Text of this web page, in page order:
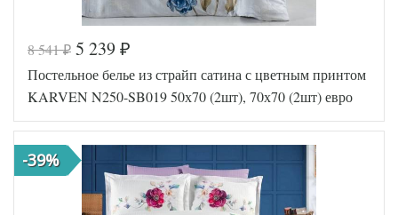
Код товара
570-272
Артикул
FIR1256
5000137
04
Ткань
Сатин
люкс
Размер
пододеяльника
200х220
240х260
8 541₽ 5 239 ₽
Постельное белье из страйп сатина с цветным принтом
KARVEN N250-SB019 50х70 (2шт), 70х70 (2шт) евро
-39%